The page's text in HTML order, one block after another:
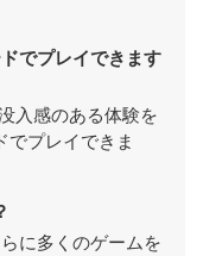
でプレイできます
入感のある体験を
でプレイできま
に多くのゲームを